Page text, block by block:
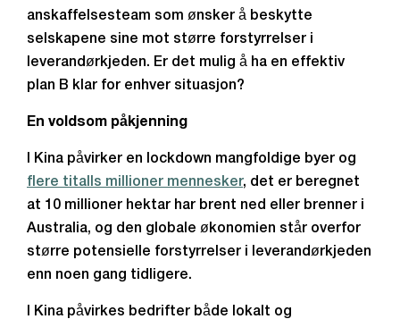
anskaffelsesteam som ønsker å beskytte
selskapene sine mot større forstyrrelser i
leverandørkjeden. Er det mulig å ha en effektiv
plan B klar for enhver situasjon?
En voldsom påkjenning
I Kina påvirker en lockdown mangfoldige byer og
flere titalls millioner mennesker, det er beregnet
at 10 millioner hektar har brent ned eller brenner i
Australia, og den globale økonomien står overfor
større potensielle forstyrrelser i leverandørkjeden
enn noen gang tidligere.
I Kina påvirkes bedrifter både lokalt og